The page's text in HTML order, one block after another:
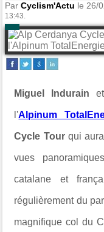
ParCyclism'Actu le 26/
13:43.
Miguel Indurain
l'Alpinum
Cycle Tourqui
vues
catalane et
régulièrement du
magnifique col du